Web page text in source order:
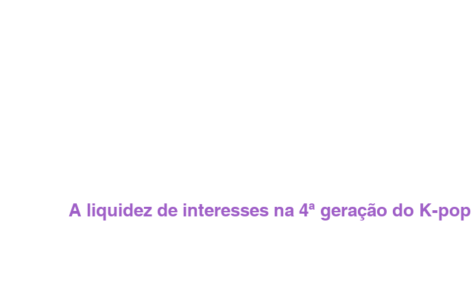
A liquidez de interesses na 4ª geração do K-pop